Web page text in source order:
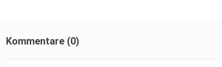
Kommentare (0)